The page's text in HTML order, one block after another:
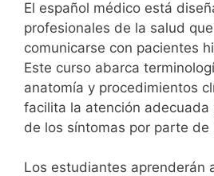
El español médico está
profesionales de la salud
comunicarse con pacientes
Este curso abarca
anatomía y procedimientos
facilita la atención adecuada
de los síntomas por parte de
Los estudiantes aprenderán